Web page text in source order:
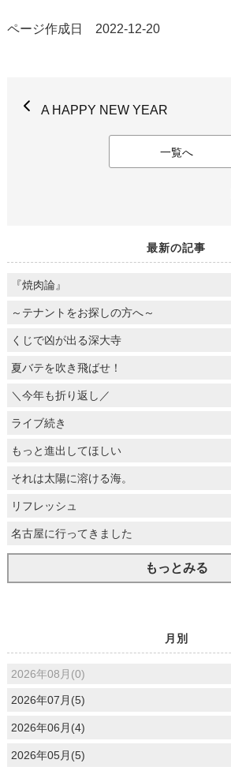
ページ作成日 2022-12-20
A HAPPY NEW YEAR
一覧へ
最新の記事
『焼肉論』
～テナントをお探しの方へ～
くじで凶が出る深大寺
夏バテを吹き飛ばせ！
＼今年も折り返し／
ライブ続き
もっと進出してほしい
それは太陽に溶ける海。
リフレッシュ
名古屋に行ってきました
もっとみる
月別
2026年08月(0)
2026年07月(5)
2026年06月(4)
2026年05月(5)